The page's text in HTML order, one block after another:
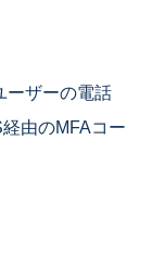
ーザーの電話
由のMFAコー